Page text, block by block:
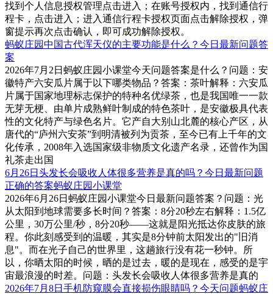
找到个人信息授权管理点击进入；在账号授权内，找到通信行
程卡，点击进入；进入通信行程卡授权页面点击解除授权，弹
窗提示再次点击确认，即可成功解除授权。
蚂蚁庄园中国古代浑天仪的主要功能是什么？今日最新问题答
案
2026年7月2日蚂蚁庄园小课堂今天问题答案是什么？问题：安
徽特产六安瓜片属于以下哪类物品？答案：茶叶解释：六安瓜
片属于国家地理标志保护的特种名优绿茶，也是我国唯一一款
无芽无梗、由单片成熟鲜叶制成的特色茶叶，是安徽极具代表
性的文化特产与绿色名片。它产自大别山北麓的核心产区，从
唐代的“庐州六安茶”到明清被列为贡茶，至今已有上千年的文
化传承，2008年入选国家级非物质文化遗产名录，还曾作为国
礼茶走出国
6月26日头发长会吸收人体很多营养是真的吗？今日最新问题
正确的答案蚂蚁庄园小课堂
2026年6月26日蚂蚁庄园小课堂今日最新问题答案？问题：光
从太阳到地球需要多长时间？答案：8分20秒左右解释：1.5亿
公里，30万公里/秒，‌8分20秒‌——这就是阳光抵达你皮肤的旅
程。你此刻感受到的温暖，其实是8分钟前太阳发出的"旧消
息"。而在光子自己的世界里，这趟旅行‌没有花一秒钟‌。所
以，你晒太阳的时候，晒的是过去，暖的是现在，感受的是宇
宙最浪漫的时差。问题：头发长会吸收人体很多营养是真的
2026年7月8日手机防窥膜会直接损伤眼睛吗？今天问题蚂蚁庄